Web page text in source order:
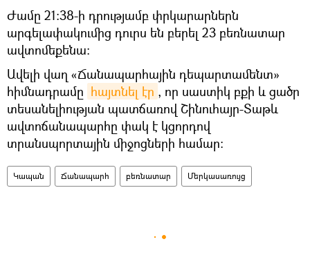
Ժամը 21:38-ի դրությամբ փրկարարներն
արգելափակումից դուրս են բերել 23 բեռնատար
ավտոմեքենա:
Ավելի վաղ «Ճանապարհային դեպարտամենտ»
հիմնադրամը հայտնել էր , որ սաստիկ բքի և ցածր
տեսանելիության պատճառով Շինուհայր-Տաթև
ավտոճանապարհը փակ է կցորդով
տրանսպորտային միջոցների համար։
Կապան Ճանապարհ բեռնատար Մերկասառույց